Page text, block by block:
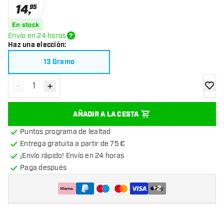
14,95
En stock
Envío en 24 horas
Haz una elección:
13 Gramo
Disminuir cantidad
- Aumentar cantidad
+
AÑADIR A LA CESTA
Puntos programa de lealtad
Entrega gratuita a partir de 75 €
¡Envío rápido! Envío en 24 horas
Paga después
+2